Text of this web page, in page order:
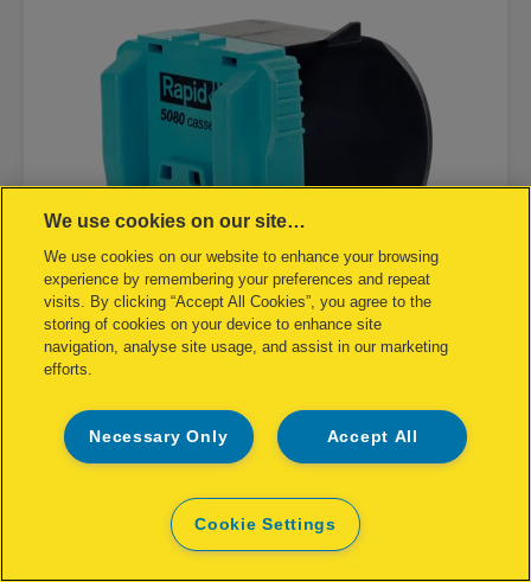
Stiftekassett Rapid R5080e
Eske/5000
We use cookies on our site…
We use cookies on our website to enhance your browsing
experience by remembering your preferences and repeat
visits. By clicking “Accept All Cookies”, you agree to the
storing of cookies on your device to enhance site
navigation, analyse site usage, and assist in our marketing
efforts.
Accept All
Necessary Only
Cookie Settings